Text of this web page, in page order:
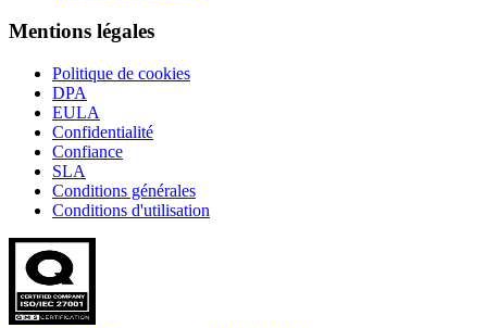
Mentions légales
Politique de cookies
DPA
EULA
Confidentialité
Confiance
SLA
Conditions générales
Conditions d'utilisation